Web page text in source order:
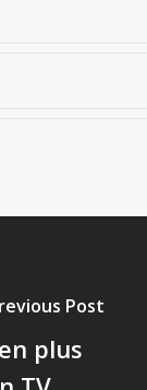
Post
plus